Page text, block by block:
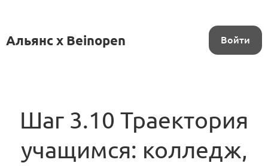
Альянс x Beinopen Войти
Шаг 3.10 Траектория
учащимся: колледж,